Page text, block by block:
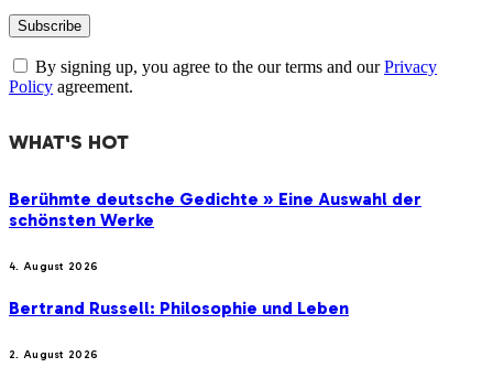
By signing up, you agree to the our terms and ourPrivacy
Policy agreement.
WHAT'S HOT
Berühmte deutsche Gedichte » Eine Auswahl der
schönsten Werke
4. August 2026
Bertrand Russell: Philosophie und Leben
2. August 2026